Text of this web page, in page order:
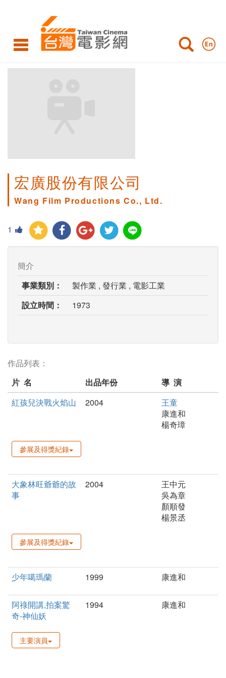
宏廣股份有限公司
Wang Film Productions Co., Ltd.
1
簡介
事業類別：
製作業 , 發行業 , 電影工業
設立時間：
1973
作品列表：
片 名
出品年份
導 演
紅孩兒決戰火焰山
2004
王童
康進和
楊奇璋
參展及得獎紀錄
大象林旺爺爺的故
事
2004
王中元
吳為章
顏順發
楊景丞
參展及得獎紀錄
少年噶瑪蘭 1999 康進和
阿祿開講,拍案驚
奇-神仙妖
1994 康進和
主要演員